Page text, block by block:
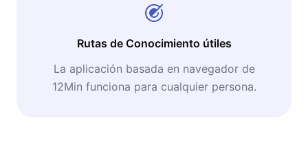
Rutas de Conocimiento útiles
La aplicación basada en navegador de
12Min funciona para cualquier persona.